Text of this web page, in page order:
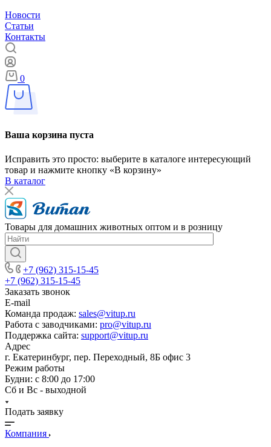
Новости
Статьи
Контакты
0
Ваша корзина пуста
Исправить это просто: выберите в каталоге интересующий
товар и нажмите кнопку «В корзину»
В каталог
Товары для домашних животных оптом и в розницу
+7 (962) 315-15-45
+7 (962) 315-15-45
Заказать звонок
E-mail
Команда продаж: sales@vitup.ru
Работа с заводчиками: pro@vitup.ru
Поддержка сайта: support@vitup.ru
Адрес
г. Екатеринбург, пер. Переходный, 8Б офис 3
Режим работы
Будни: с 8:00 до 17:00
Сб и Вс - выходной
Подать заявку
Компания